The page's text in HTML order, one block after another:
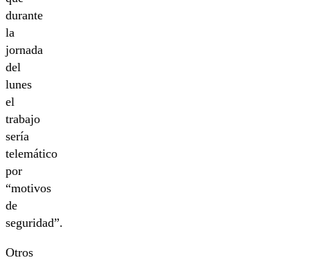
durante
la
jornada
del
lunes
el
trabajo
sería
telemático
por
“motivos
de
seguridad”.
Otros